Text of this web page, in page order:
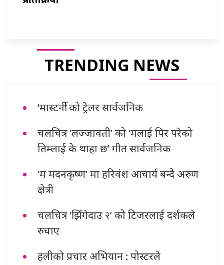
TRENDING NEWS
‘मास्टर्नी’ को ट्रेलर सार्वजनिक
चलचित्र ‘लज्जावती’ को ‘मलाई पिर परेको
तिम्लाई के थाहा छ’ गीत सार्वजनिक
‘म मदनकृष्ण’ मा हरिवंश आचार्य बन्दै अरुण
क्षेत्री
चलचित्र ‘झिँगेदाउ २’ को टिजरलाई दर्शकले
रुचाए
हलीको प्रचार अभियान : पोस्टरले